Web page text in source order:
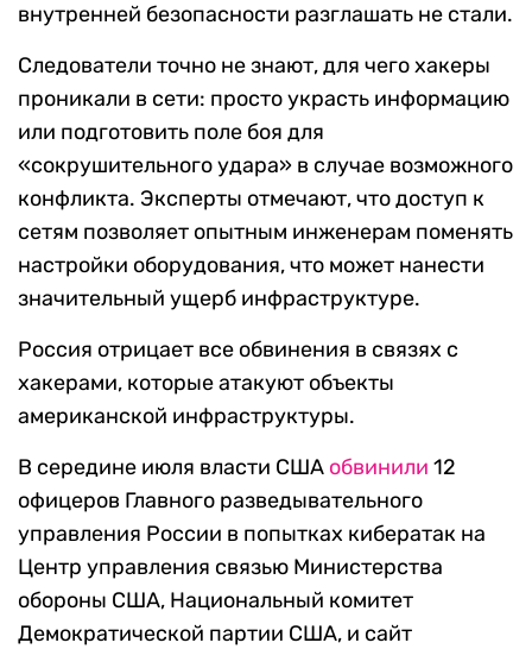
внутренней безопасности разглашать не стали.
Следователи точно не знают, для чего хакеры
проникали в сети: просто украсть информацию
или подготовить поле боя для
«сокрушительного удара» в случае возможного
конфликта. Эксперты отмечают, что доступ к
сетям позволяет опытным инженерам поменять
настройки оборудования, что может нанести
значительный ущерб инфраструктуре.
Россия отрицает все обвинения в связях с
хакерами, которые атакуют объекты
американской инфраструктуры.
В середине июля власти США обвинили 12
офицеров Главного разведывательного
управления России в попытках кибератак на
Центр управления связью Министерства
обороны США, Национальный комитет
Демократической партии США, и сайт